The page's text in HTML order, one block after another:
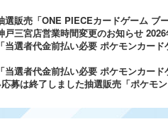
選販売「ONE PIECEカードゲーム ブ
戸三宮店営業時間変更のお知らせ
当選者代金前払い必要 ポケモンカー
当選者代金前払い必要 ポケモンカー
応募は終了しました抽選販売「ポケ